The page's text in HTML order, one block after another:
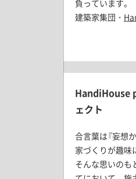
負っています。
建築家集団・
HandiHouse
ェクト
合言葉は『妄想
家づくりが趣味
そんな思いのも